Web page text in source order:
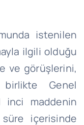
istenilen
ilgili olduğu
ve görüşlerini,
Genel
inci maddenin
içerisinde